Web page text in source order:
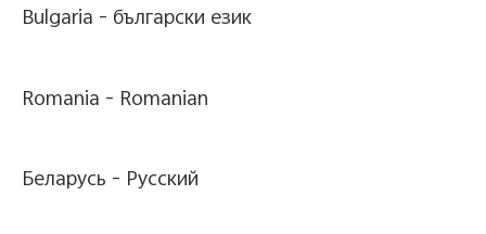
Bulgaria - български език
Romania - Romanian
Беларусь - Pусский